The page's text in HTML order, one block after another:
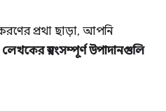
প্রথা ছাড়া, আপনি
লেখকের স্বয়ংসম্পূর্ণ উপাদানগুলি